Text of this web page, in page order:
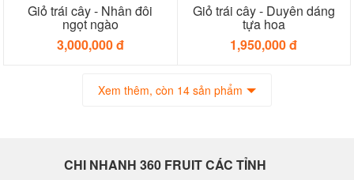
Giỏ trái cây - Nhân đôi
ngọt ngào
3,000,000 đ
Giỏ trái cây - Duyên dáng
tựa hoa
1,950,000 đ
Xem thêm, còn 14 sản phẩm
CHI NHANH 360 FRUIT CÁC TỈNH